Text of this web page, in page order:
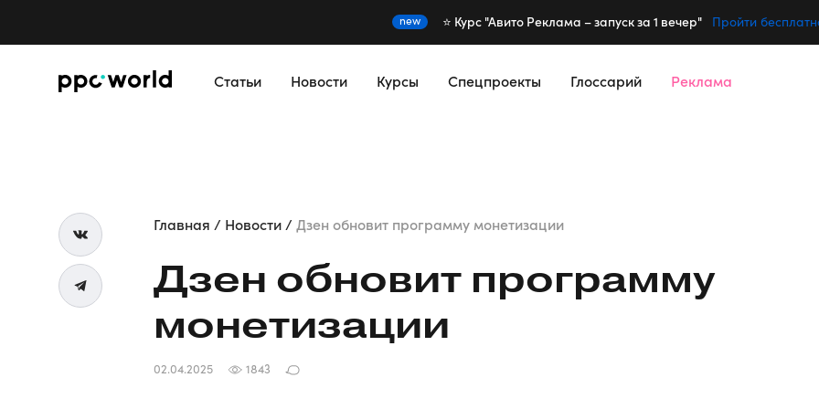
new ⭐️ Курс "Авито Реклама – запуск за 1 вечер" Пройти
Статьи Новости Курсы Спецпроекты Глоссарий Реклама
Главная Новости Дзен обновит программу монетизации
Дзен обновит программу
монетизации
02.04.2025 1843